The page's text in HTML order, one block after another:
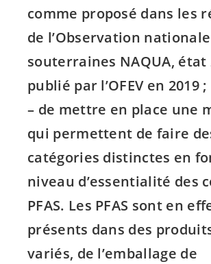
comme proposé dans les
de l’Observation
souterraines NAQUA, état
publié par l’OFEV en 2019 ;
– de mettre en place une
qui permettent de faire
catégories distinctes en
niveau d’essentialité des
PFAS. Les PFAS sont en
présents dans des
variés, de l’emballage de